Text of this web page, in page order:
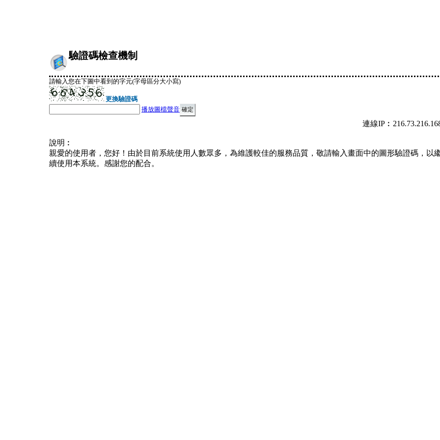
驗證碼檢查機制
請輸入您在下圖中看到的字元(字母區分大小寫)
更換驗證碼
播放圖檔聲音
連線
說明︰
親愛的使用者，您好！由於目前系統使用人數眾多，為維護較佳的服務品質，敬請輸入畫面中的圖形驗證碼，以
續使用本系統。感謝您的配合。